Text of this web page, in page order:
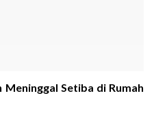
Setiba di Rumah